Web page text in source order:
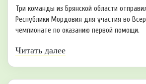
Три команды из Брянской области
Республики Мордовия для участия во
чемпионате по оказанию первой помощи.
Читать далее